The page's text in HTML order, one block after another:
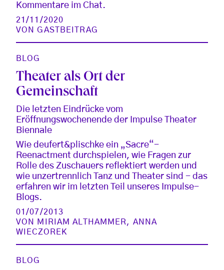
Kommentare im Chat.
21/11/2020
VONGASTBEITRAG
BLOG
Theater als Ort der
Gemeinschaft
Die letzten Eindrücke vom
Eröffnungswochenende der Impulse Theater
Biennale
Wie deufert&plischke ein „Sacre“-
Reenactment durchspielen, wie Fragen zur
Rolle des Zuschauers reflektiert werden und
wie unzertrennlich Tanz und Theater sind - das
erfahren wir im letzten Teil unseres Impulse-
Blogs.
01/07/2013
VON MIRIAM ALTHAMMER , ANNA
WIECZOREK
BLOG